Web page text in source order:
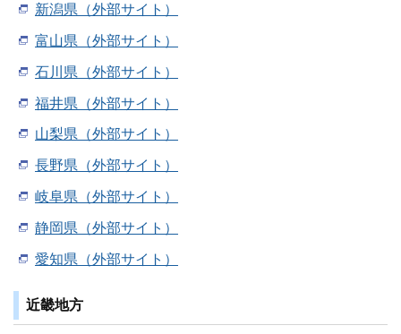
新潟県（外部サイト）
富山県（外部サイト）
石川県（外部サイト）
福井県（外部サイト）
山梨県（外部サイト）
長野県（外部サイト）
岐阜県（外部サイト）
静岡県（外部サイト）
愛知県（外部サイト）
近畿地方